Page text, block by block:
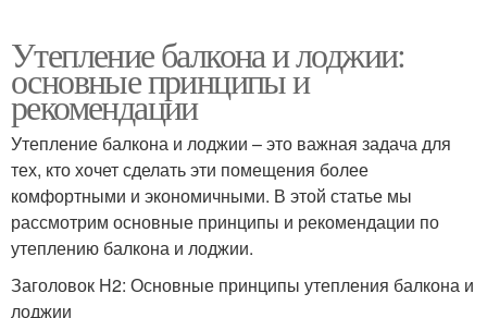
Утепление балкона и лоджии:
основные принципы и
рекомендации
Утепление балкона и лоджии – это важная задача для
тех, кто хочет сделать эти помещения более
комфортными и экономичными. В этой статье мы
рассмотрим основные принципы и рекомендации по
утеплению балкона и лоджии.
Заголовок H2: Основные принципы утепления балкона и
лоджии